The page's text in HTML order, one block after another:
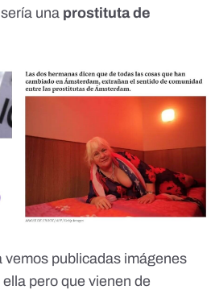
una prostituta de
vemos publicadas imágenes
ella pero que vienen de